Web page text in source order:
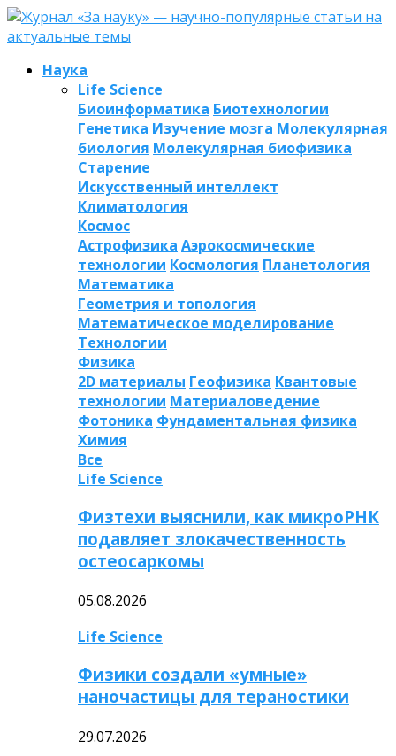
Наука
Life Science
Биоинформатика Биотехнологии
Генетика Изучение мозга Молекулярная
биология Молекулярная биофизика
Старение
Искусственный интеллект
Климатология
Космос
Астрофизика Аэрокосмические
технологии Космология Планетология
Математика
Геометрия и топология
Математическое моделирование
Технологии
Физика
2D материалы Геофизика Квантовые
технологии Материаловедение
Фотоника Фундаментальная физика
Химия
Все
Life Science
Физтехи выяснили, как микроРНК
подавляет злокачественность
остеосаркомы
05.08.2026
Life Science
Физики создали «умные»
наночастицы для тераностики
29.07.2026